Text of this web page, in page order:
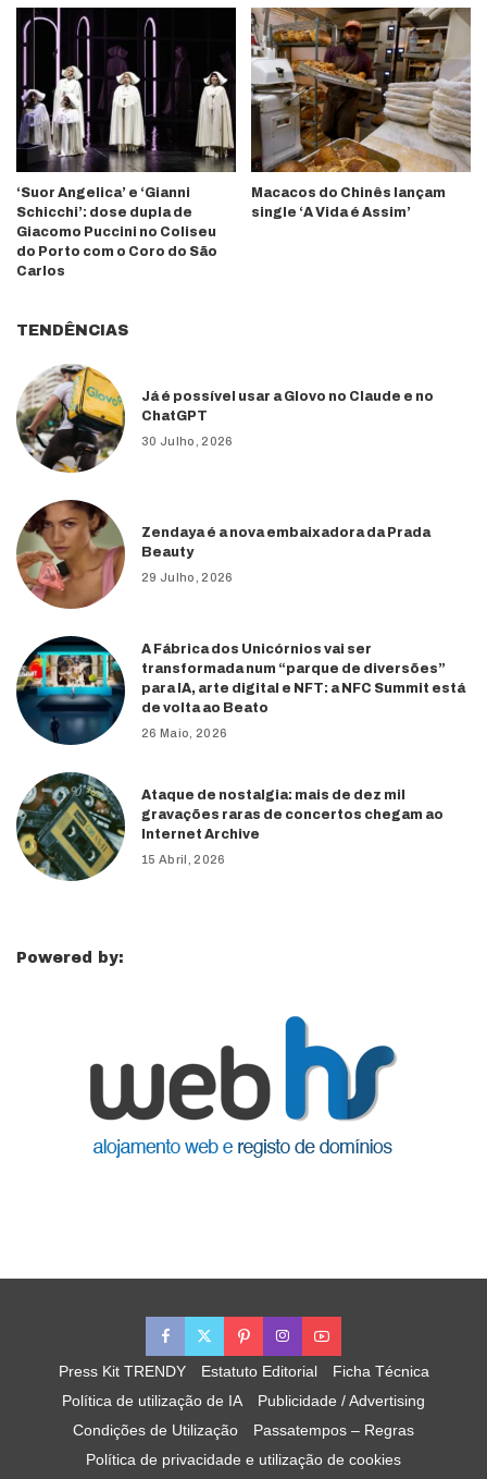
‘Suor Angelica’ e ‘Gianni
Schicchi’: dose dupla de
Giacomo Puccini no Coliseu
do Porto com o Coro do São
Carlos
Macacos do Chinês lançam
single ‘A Vida é Assim’
TENDÊNCIAS
Já é possível usar a Glovo no Claude e no
ChatGPT
30 Julho, 2026
Zendaya é a nova embaixadora da Prada
Beauty
29 Julho, 2026
A Fábrica dos Unicórnios vai ser
transformada num “parque de diversões”
para IA, arte digital e NFT: a NFC Summit está
de volta ao Beato
26 Maio, 2026
Ataque de nostalgia: mais de dez mil
gravações raras de concertos chegam ao
Internet Archive
15 Abril, 2026
Powered by:
Press Kit TRENDY Estatuto Editorial
Ficha Técnica
Política de utilização de IA
Publicidade / Advertising
Condições de Utilização
Passatempos – Regras
Política de privacidade e utilização de cookies